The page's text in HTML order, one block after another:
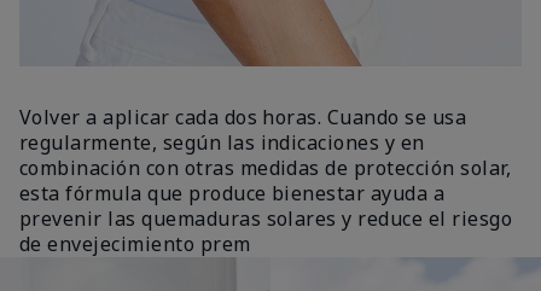
Volver a aplicar cada dos horas. Cuando se usa
regularmente, según las indicaciones y en
combinación con otras medidas de protección solar,
esta fórmula que produce bienestar ayuda a
prevenir las quemaduras solares y reduce el riesgo
de envejecimiento prem